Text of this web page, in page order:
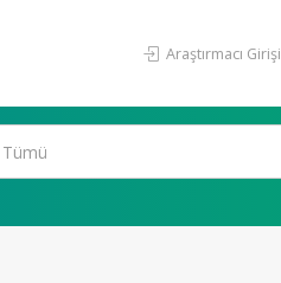
Araştırmacı Girişi